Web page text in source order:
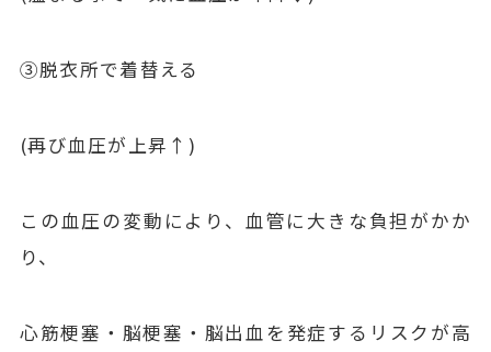
③脱衣所で着替える
(再び血圧が上昇↑)
この血圧の変動により、血管に大きな負担がかか
り、
心筋梗塞・脳梗塞・脳出血を発症するリスクが高